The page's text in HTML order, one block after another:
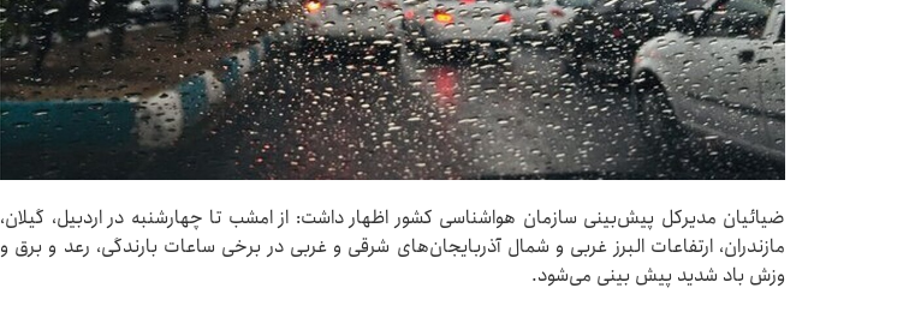
ضیائیان مدیرکل پیش‌بینی سازمان هواشناسی کشور اظهار داشت: از امشب تا چهارشنبه در اردبیل، گیلان،
مازندران، ارتفاعات البرز غربی و شمال آذربایجان‌های شرقی و غربی در برخی ساعات بارندگی، رعد و برق و
وزش باد شدید پیش بینی می‌شود.